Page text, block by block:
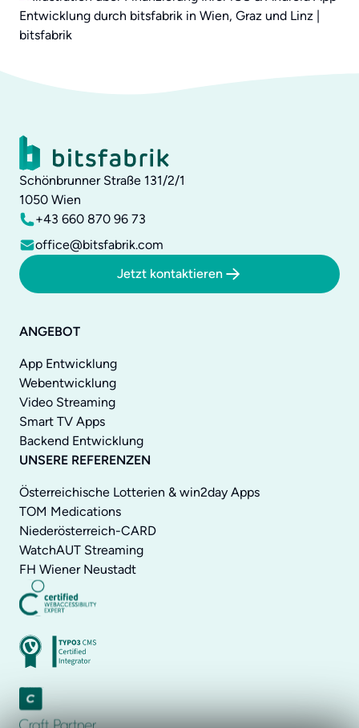
Schönbrunner Straße 131/2/1
1050 Wien
+43 660 870 96 73
office@bitsfabrik.com
Jetzt kontaktieren
ANGEBOT
App Entwicklung
Webentwicklung
Video Streaming
Smart TV Apps
Backend Entwicklung
UNSERE REFERENZEN
Österreichische Lotterien & win2day Apps
TOM Medications
Niederösterreich-CARD
WatchAUT Streaming
FH Wiener Neustadt